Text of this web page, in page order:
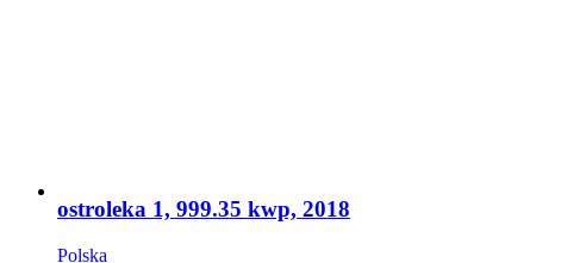
ostroleka 1, 999.35 kwp, 2018
Polska